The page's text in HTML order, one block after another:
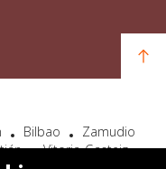
Bilbao
Zamudio
Vitoria-Gasteiz